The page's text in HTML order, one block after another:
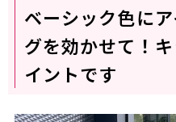
ベーシック色に
グを効かせて！
イントです